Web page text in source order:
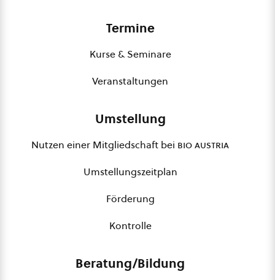
Termine
Kurse & Seminare
Veranstaltungen
Umstellung
Nutzen einer Mitgliedschaft bei bio austria
Umstellungszeitplan
Förderung
Kontrolle
Beratung/Bildung